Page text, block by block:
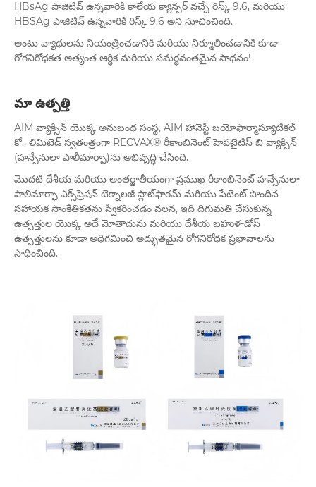
HBsAg పాజిటివ్ ఉన్నవారికి కాలేయ క్యాన్సర్ వచ్చే రిస్క్ 9.6, మరియు
HBSAg పాజిటివ్ ఉన్నవారికి రిస్క్ 9.6 అని సూచించింది.
అంటు వ్యాధులను నియంత్రించడానికి మరియు నిర్మూలించడానికి కూడా
రోగనిరోధకత అత్యంత ఆర్థిక మరియు సమర్థవంతమైన సాధనం!
మా ఉత్పత్తి
AIM వ్యాక్సిన్ యొక్క అనుబంధ సంస్థ, AIM హానెస్టీ బయోఫార్మాస్యూటికల్
కో., లిమిటెడ్ స్వతంత్రంగా RECVAX® రీకాంబినెంట్ హెపటైటిస్ బి వ్యాక్సిన్
(హన్సేనులా పాలీమార్ఫా)ను అభివృద్ధి చేసింది.
మొదటి దేశీయ మరియు అంతర్జాతీయంగా ప్రముఖ రీకాంబినెంట్ హన్సేనులా
పాలిమార్ఫా ఎక్స్‌ప్రెషన్ టెక్నాలజీ ప్లాట్‌ఫారమ్ మరియు పేటెంట్ పొందిన
సహాయక సాంకేతికతను స్వీకరించడం వలన, ఇది దిగుమతి చేసుకున్న
ఉత్పత్తుల యొక్క అదే మోతాదును మరియు దేశీయ బహుళ-డోస్
ఉత్పత్తులను కూడా అధిగమించి అద్భుతమైన రోగనిరోధక ప్రభావాలను
సాధించింది.